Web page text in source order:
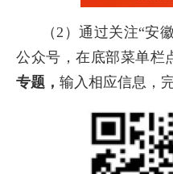
（2 ）通过关注“安
公众号，在底部菜单栏
专题， 输入相应信息，